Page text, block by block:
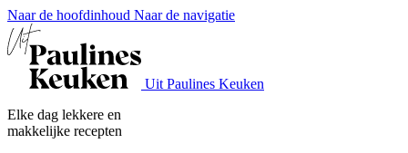
Naar de hoofdinhoud Naar de navigatie
Uit Paulines Keuken
Elke dag lekkere en
makkelijke recepten